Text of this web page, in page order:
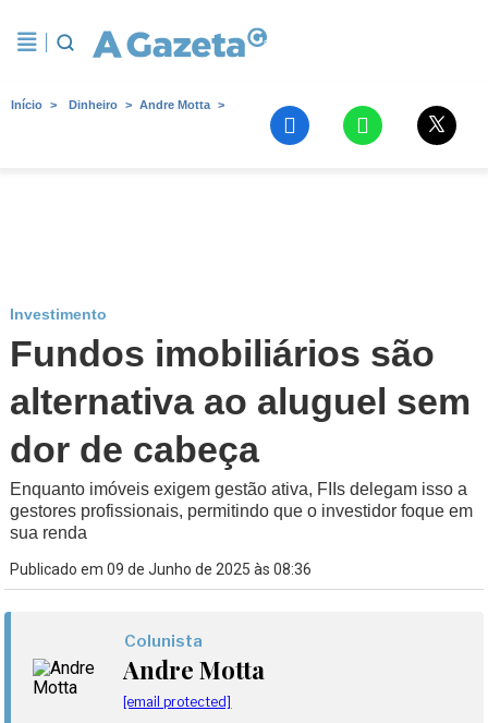
Início Dinheiro Andre Motta
Investimento
Fundos imobiliários são
alternativa ao aluguel sem
dor de cabeça
Enquanto imóveis exigem gestão ativa, FIIs delegam isso a
gestores profissionais, permitindo que o investidor foque em
sua renda
Publicado em 09 de Junho de 2025 às 08:36
Colunista
Andre Motta
[email protected]